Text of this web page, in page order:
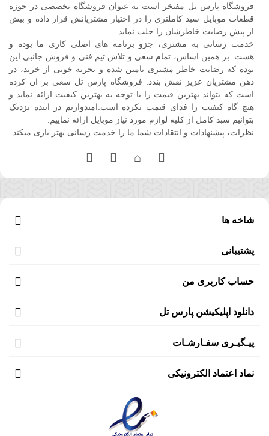
فروشگاه پارس تل مفتخر است به عنوان فروشگاه تخصصی در حوزه
قطعات موبایل سبد کاملتری را در اختیار مشتریانش قرار داده و بیش
از پیش رضایت خاطرشان را جلب نماید.
خدمت رسانی به مشتری، جزو برنامه های اصلی کاری ما بوده و
هست. بر همین اساس، تمام سعی و تلاش تیم فنی و فروش جانبی این
بوده که رضایت خاطر مشتری تامین شده و تجربه خوبی از خرید، در
ذهن مشتریان عزیز نقش بندد. فروشگاه پارس تل سعی بر ان کرده
است که بتواند بهترین قیمت را با توجه به بهترین کیفیت ارائه نماید و
هیچ گاه کیفیت را فدای قیمت نکرده است.امیدواریم در اینده نزدیک
بتوانیم سبد کامل از کلیه لوازم مورد نیاز موبایل ارائه نماییم.
نظرات، پیشنهادات و انتقادات شما ما را خدمت رسانی بهتر یاری میکند.
شاخه ها
پشتیبانی
حساب کاربری من
دانلود اپلیکیشن پارس تل
پیـگیـری سفـارشـات
نماد اعتماد الکترونیکی